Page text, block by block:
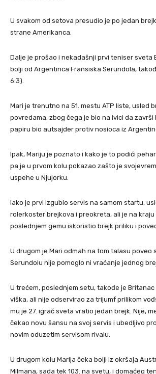
U svakom od setova presudio je po jedan
strane Amerikanca.
Dalje je prošao i nekadašnji prvi teniser sveta
bolji od Argentinca Fransiska Serundola,
6:3).
Mari je trenutno na 51. mestu ATP liste, usled
povredama, zbog čega je bio na ivici da završi
papiru bio autsajder protiv nosioca iz
Ipak, Mariju je poznato i kako je to podići
pa je u prvom kolu pokazao zašto je
uspehe u Njujorku.
Iako je prvi izgubio servis na samom startu,
rolerkoster brejkova i preokreta, ali je na kraju
poslednjem gemu iskoristio brejk priliku i
U drugom je Mari odmah na tom talasu poveo
Serundolu nije pomoglo ni vraćanje jednog
U trećem, poslednjem setu, takođe je
viška, ali nije odservirao za trijumf prilikom
mu je 27. igrač sveta vratio jedan brejk. Nije,
čekao novu šansu na svoj servis i ubedljivo
novim oduzetim servisom rivalu.
U drugom kolu Marija čeka bolji iz okršaja
Milmana, sada tek 103. na svetu, i domaćeg